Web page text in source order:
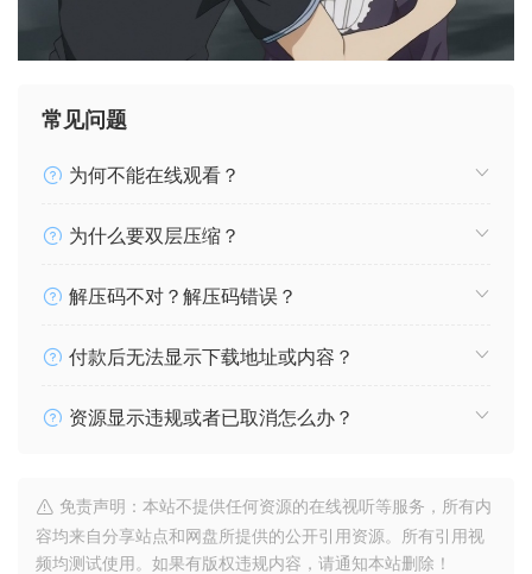
常见问题
为何不能在线观看？
为什么要双层压缩？
解压码不对？解压码错误？
付款后无法显示下载地址或内容？
资源显示违规或者已取消怎么办？
免责声明：本站不提供任何资源的在线视听等服务，所有内
容均来自分享站点和网盘所提供的公开引用资源。所有引用视
频均测试使用。如果有版权违规内容，请通知本站删除！